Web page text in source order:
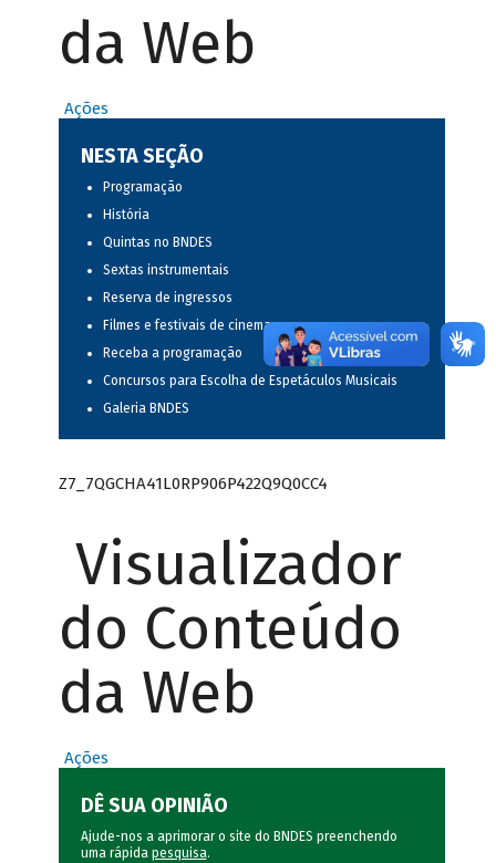
da Web
Ações
NESTA SEÇÃO
Programação
História
Quintas no BNDES
Sextas instrumentais
Reserva de ingressos
Filmes e festivais de cinema
Receba a programação
Concursos para Escolha de Espetáculos Musicais
Galeria BNDES
Z7_7QGCHA41L0RP906P422Q9Q0CC4
Visualizador
do Conteúdo
da Web
Ações
DÊ SUA OPINIÃO
Ajude-nos a aprimorar o site do BNDES preenchendo
uma rápida pesquisa.